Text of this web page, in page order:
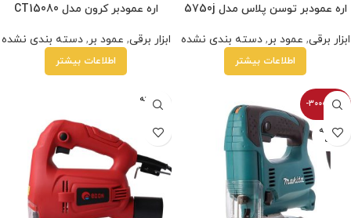
اره عمودبر توسن پلاس مدل 5750j
ابزار برقی, عمود بر,دسته بندی نشده
اطلاعات بیشتر
اره عمودبر کرون مدل CT15080
ابزار برقی, عمود بر,دسته بندی نشده
اطلاعات بیشتر
-30000100%
فروخته
شده
فروخته
شده